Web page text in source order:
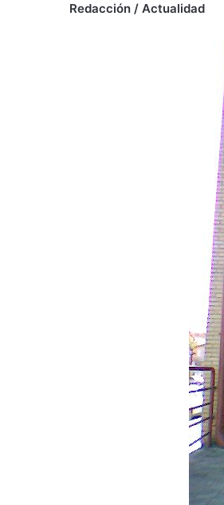
Redacción / Actualidad